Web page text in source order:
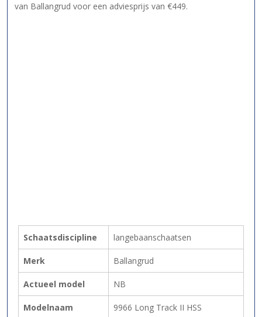
van Ballangrud voor een adviesprijs van €449.
Schaatsdiscipline langebaanschaatsen
Merk Ballangrud
Actueel model NB
Modelnaam 9966 Long Track II HSS